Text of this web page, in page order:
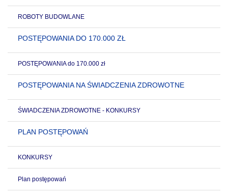
ROBOTY BUDOWLANE
POSTĘPOWANIA DO 170.000 ZŁ
POSTĘPOWANIA do 170.000 zł
POSTĘPOWANIA NA ŚWIADCZENIA ZDROWOTNE
ŚWIADCZENIA ZDROWOTNE - KONKURSY
PLAN POSTĘPOWAŃ
KONKURSY
Plan postępowań